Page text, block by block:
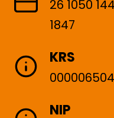
26 1050
1847
KRS
NIP